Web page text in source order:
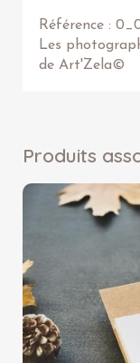
Référence :
Les
de Art'Zela©
Produits